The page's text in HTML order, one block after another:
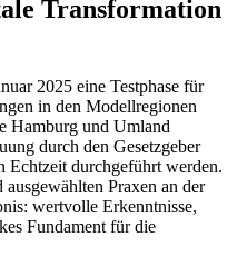
Transformation
2025 eine Testphase für
in den Modellregionen
Hamburg und Umland
durch den Gesetzgeber
Echtzeit durchgeführt werden.
Praxen an der
wertvolle Erkenntnisse,
Fundament für die